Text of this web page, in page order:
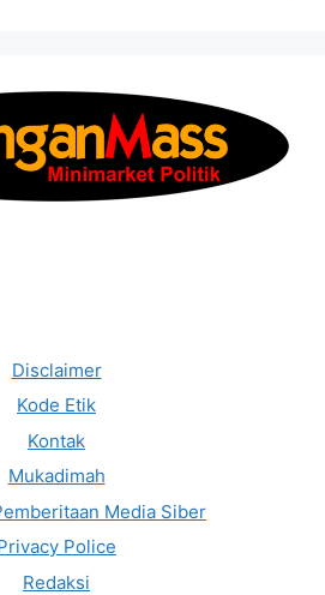
Disclaimer
Kode Etik
Kontak
Mukadimah
Media Siber
Police
Redaksi